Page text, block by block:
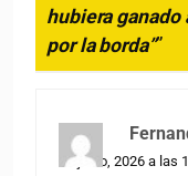
hubiera ganado
por la borda””
13 junio, 2026 a las